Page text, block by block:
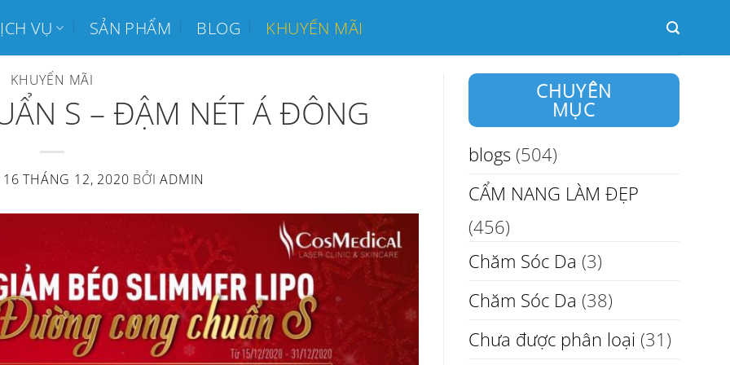
VỤ SẢN PHẨM BLOG KHUYẾN MÃI
KHUYẾN MÃI
S – ĐẬM NÉT Á ĐÔNG
16 THÁNG 12, 2020 BỞIADMIN
CHUYÊN
MỤC
blogs (504)
CẨM NANG LÀM ĐẸP
(456)
Chăm Sóc Da (3)
Chăm Sóc Da (38)
Chưa được phân loại (31)